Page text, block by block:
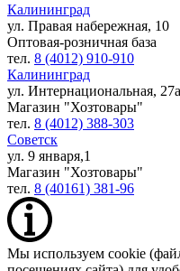
Калининград
ул. Правая набережная, 10
Оптовая-розничная база
тел. 8 (4012) 910-910
Калининград
ул. Интернациональная, 27а
Магазин "Хозтовары"
тел. 8 (4012) 388-303
Советск
ул. 9 января,1
Магазин "Хозтовары"
тел. 8 (40161) 381-96
Мы используем cookie